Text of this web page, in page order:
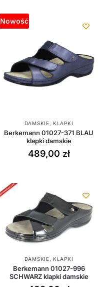
Nowość
DAMSKIE,KLAPKI
Berkemann 01027-371 BLAU
klapki damskie
489,00 zł
DAMSKIE,KLAPKI
Berkemann 01027-996
SCHWARZ klapki damskie